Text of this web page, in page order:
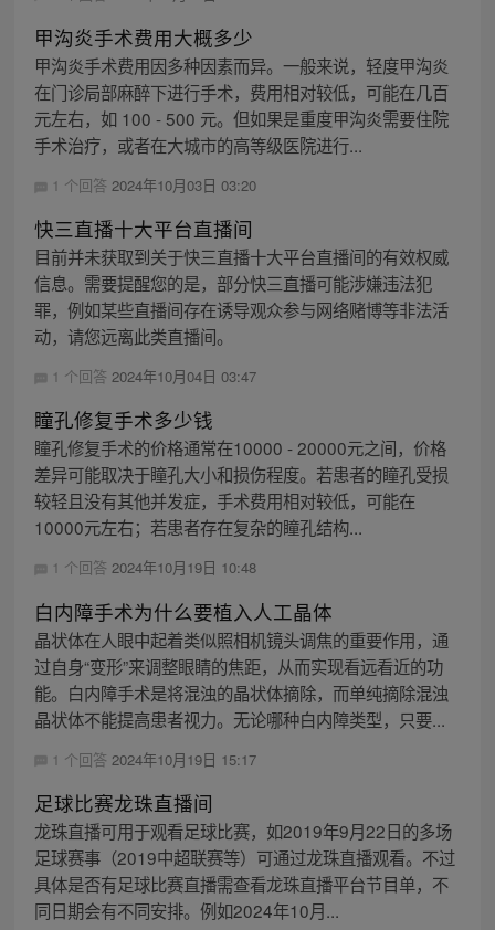
甲沟炎手术费用大概多少
甲沟炎手术费用因多种因素而异。一般来说，轻度甲沟炎
在门诊局部麻醉下进行手术，费用相对较低，可能在几百
元左右，如 100 - 500 元。但如果是重度甲沟炎需要住院
手术治疗，或者在大城市的高等级医院进行...
1 个回答 2024年10月03日 03:20
快三直播十大平台直播间
目前并未获取到关于快三直播十大平台直播间的有效权威
信息。需要提醒您的是，部分快三直播可能涉嫌违法犯
罪，例如某些直播间存在诱导观众参与网络赌博等非法活
动，请您远离此类直播间。
1 个回答 2024年10月04日 03:47
瞳孔修复手术多少钱
瞳孔修复手术的价格通常在10000 - 20000元之间，价格
差异可能取决于瞳孔大小和损伤程度。若患者的瞳孔受损
较轻且没有其他并发症，手术费用相对较低，可能在
10000元左右；若患者存在复杂的瞳孔结构...
1 个回答 2024年10月19日 10:48
白内障手术为什么要植入人工晶体
晶状体在人眼中起着类似照相机镜头调焦的重要作用，通
过自身“变形”来调整眼睛的焦距，从而实现看远看近的功
能。白内障手术是将混浊的晶状体摘除，而单纯摘除混浊
晶状体不能提高患者视力。无论哪种白内障类型，只要...
1 个回答 2024年10月19日 15:17
足球比赛龙珠直播间
龙珠直播可用于观看足球比赛，如2019年9月22日的多场
足球赛事（2019中超联赛等）可通过龙珠直播观看。不过
具体是否有足球比赛直播需查看龙珠直播平台节目单，不
同日期会有不同安排。例如2024年10月...